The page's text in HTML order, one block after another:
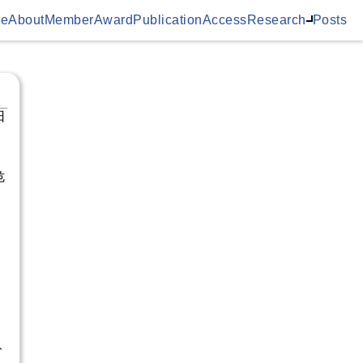
AboutMemberAward PublicationAccessResearch Posts